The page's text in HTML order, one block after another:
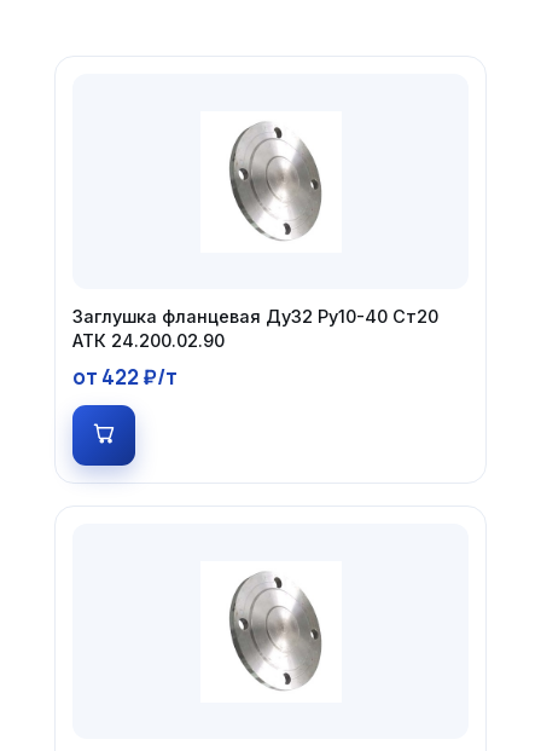
Заглушка фланцевая Ду32 Ру10-40 Ст20
АТК 24.200.02.90
от 422 ₽/т